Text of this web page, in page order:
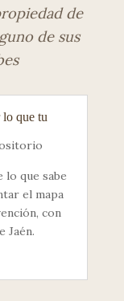
de
de sus
que tu
lo que sabe
el mapa
con
Jaén.